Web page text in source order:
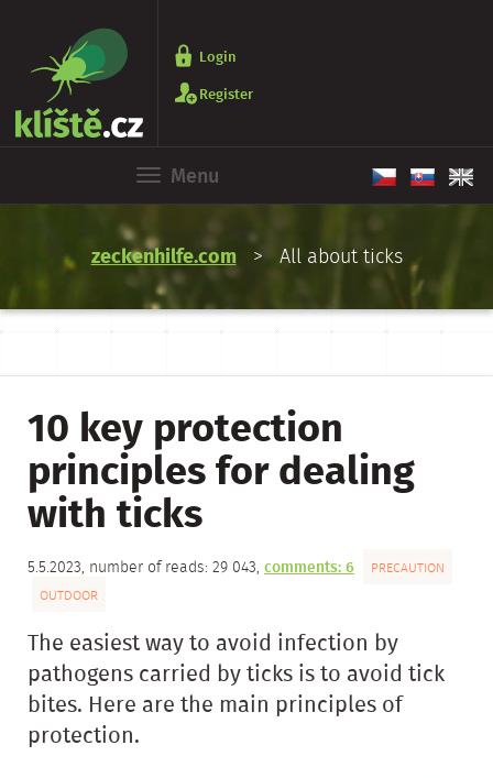
Login
Register
Menu
zeckenhilfe.com> All about ticks
10 key protection
principles for dealing
with ticks
5.5.2023, number of reads: 29 043, comments: 6
PRECAUTION
OUTDOOR
The easiest way to avoid infection by
pathogens carried by ticks is to avoid tick
bites. Here are the main principles of
protection.